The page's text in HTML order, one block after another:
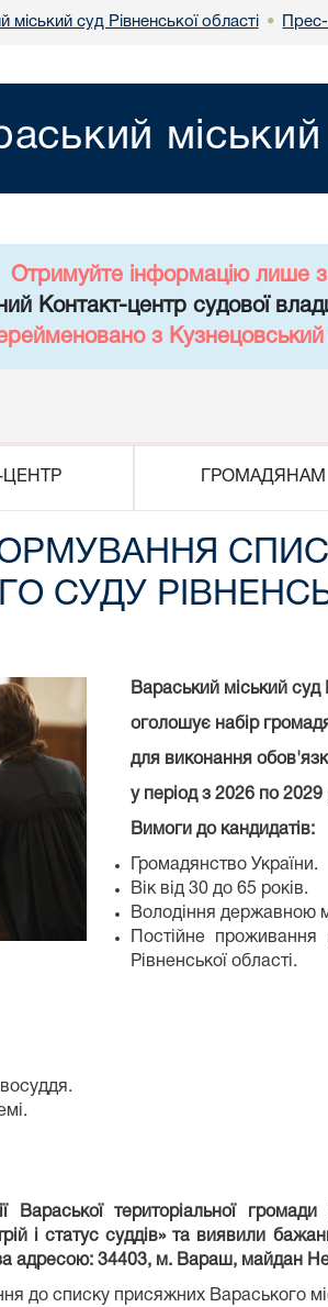
міський суд Рівненської області •
міський
Отримуйте інформацію лише
Контакт-центр судової
з Кузнецовський
ЦЕНТР ГРОМАДЯНАМ
СУДУ
Вараський міський суд
оголошує набір
для виконання
у період з 2026 по 2029
Вимоги до кандидатів:
Громадянство України.
Вік від 30 до 65 років.
Володіння державною
Постійне проживання
Рівненської області.
територіальної
і статус суддів» та виявили
адресою: 34403, м. Вараш, майдан
до списку присяжних Вараського